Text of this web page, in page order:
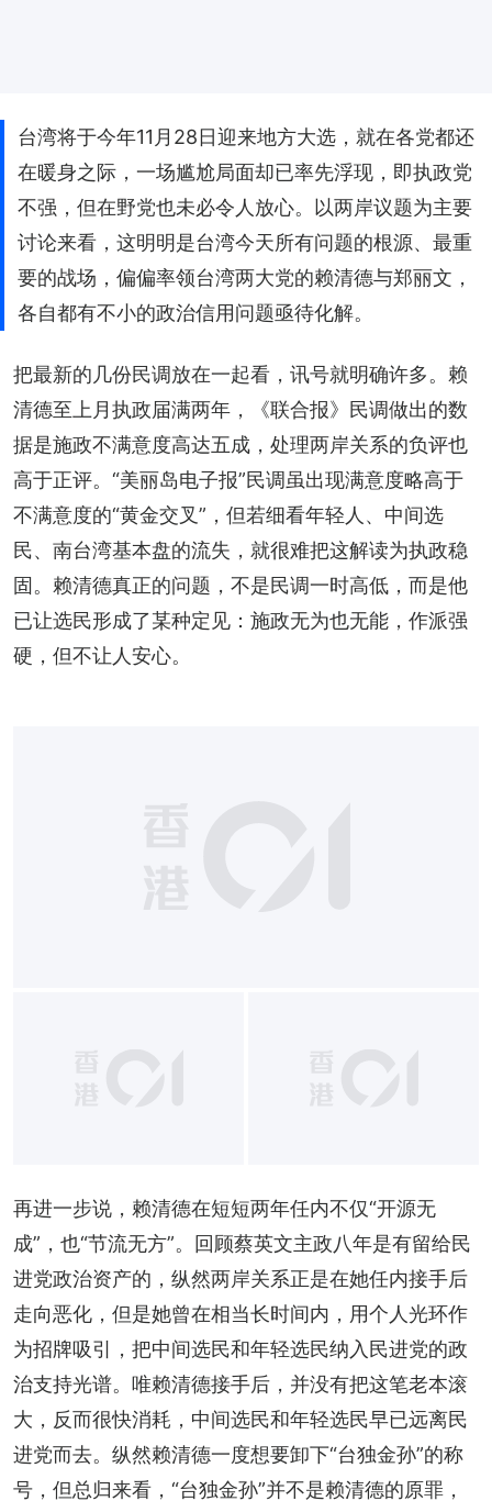
台湾将于今年11月28日迎来地方大选，就在各党都还
在暖身之际，一场尴尬局面却已率先浮现，即执政党
不强，但在野党也未必令人放心。以两岸议题为主要
讨论来看，这明明是台湾今天所有问题的根源、最重
要的战场，偏偏率领台湾两大党的赖清德与郑丽文，
各自都有不小的政治信用问题亟待化解。
把最新的几份民调放在一起看，讯号就明确许多。赖
清德至上月执政届满两年，《联合报》民调做出的数
据是施政不满意度高达五成，处理两岸关系的负评也
高于正评。“美丽岛电子报”民调虽出现满意度略高于
不满意度的“黄金交叉”，但若细看年轻人、中间选
民、南台湾基本盘的流失，就很难把这解读为执政稳
固。赖清德真正的问题，不是民调一时高低，而是他
已让选民形成了某种定见：施政无为也无能，作派强
硬，但不让人安心。
再进一步说，赖清德在短短两年任内不仅“开源无
成”，也“节流无方”。回顾蔡英文主政八年是有留给民
进党政治资产的，纵然两岸关系正是在她任内接手后
走向恶化，但是她曾在相当长时间内，用个人光环作
为招牌吸引，把中间选民和年轻选民纳入民进党的政
治支持光谱。唯赖清德接手后，并没有把这笔老本滚
大，反而很快消耗，中间选民和年轻选民早已远离民
进党而去。纵然赖清德一度想要卸下“台独金孙”的称
号，但总归来看，“台独金孙”并不是赖清德的原罪，